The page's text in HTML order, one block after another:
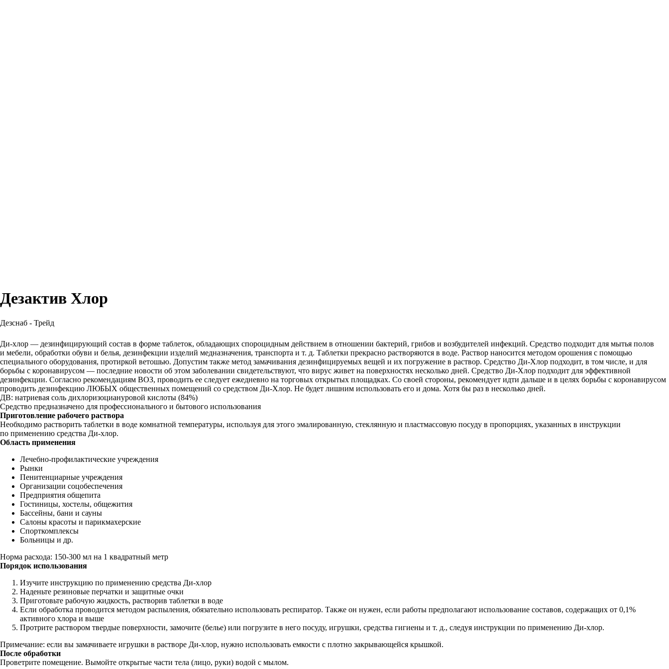
Дезактив Хлор
Дезснаб - Трейд
Ди-хлор — дезинфицирующий состав в форме таблеток, обладающих спороцидным действием в отношении бактерий, грибов и возбудителей инфекций. Средство подходит для мытья полов
и мебели, обработки обуви и белья, дезинфекции изделий медназначения, транспорта и т. д. Таблетки прекрасно растворяются в воде. Раствор наносится методом орошения с помощью
специального оборудования, протиркой ветошью. Допустим также метод замачивания дезинфицируемых вещей и их погружение в раствор. Средство Ди-Хлор подходит, в том числе, и для
борьбы с коронавирусом — последние новости об этом заболевании свидетельствуют, что вирус живет на поверхностях несколько дней. Средство Ди-Хлор подходит для эффективной
дезинфекции. Согласно рекомендациям ВОЗ, проводить ее следует ежедневно на торговых открытых площадках. Со своей стороны, рекомендует идти дальше и в целях борьбы с коронавирусом
проводить дезинфекцию ЛЮБЫХ общественных помещений со средством Ди-Хлор. Не будет лишним использовать его и дома. Хотя бы раз в несколько дней.
ДВ: натриевая соль дихлоризоциануровой кислоты (84%)
Средство предназначено для профессионального и бытового использования
Приготовление рабочего раствора
Необходимо растворить таблетки в воде комнатной температуры, используя для этого эмалированную, стеклянную и пластмассовую посуду в пропорциях, указанных в инструкции
по применению средства Ди-хлор.
Область применения
Лечебно-профилактические учреждения
Рынки
Пенитенциарные учреждения
Организации соцобеспечения
Предприятия общепита
Гостиницы, хостелы, общежития
Бассейны, бани и сауны
Салоны красоты и парикмахерские
Спорткомплексы
Больницы и др.
Норма расхода: 150-300 мл на 1 квадратный метр
Порядок использования
Изучите инструкцию по применению средства Ди-хлор
Наденьте резиновые перчатки и защитные очки
Приготовьте рабочую жидкость, растворив таблетки в воде
Если обработка проводится методом распыления, обязательно использовать респиратор. Также он нужен, если работы предполагают использование составов, содержащих от 0,1%
активного хлора и выше
Протрите раствором твердые поверхности, замочите (белье) или погрузите в него посуду, игрушки, средства гигиены и т. д., следуя инструкции по применению Ди-хлор.
Примечание: если вы замачиваете игрушки в растворе Ди-хлор, нужно использовать емкости с плотно закрывающейся крышкой.
После обработки
Проветрите помещение. Вымойте открытые части тела (лицо, руки) водой с мылом.